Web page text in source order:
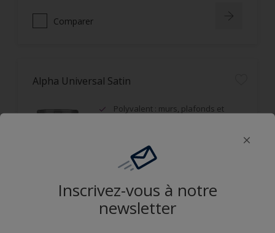
Comparer
Alpha Universal Satin
Polyvalent : murs, plafonds et
Applicable mouillé sur mouillé
Inscrivez-vous à notre
newsletter